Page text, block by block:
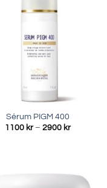
Sérum PIGM 400
1100 kr – 2900 kr